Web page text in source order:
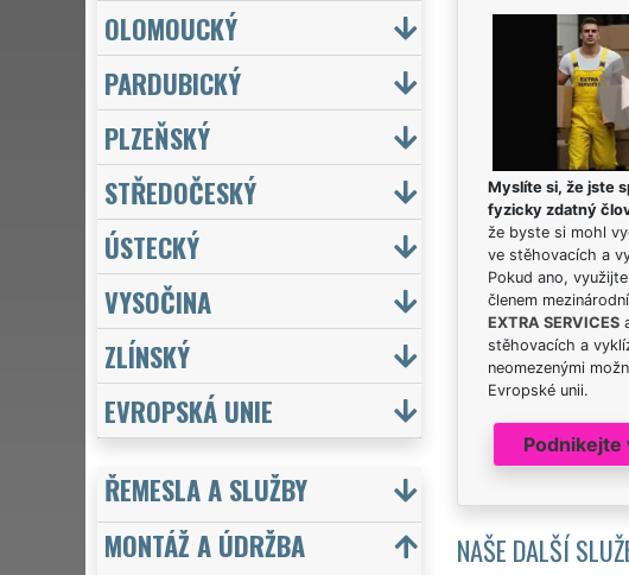
Myslíte si, že jste
fyzicky zdatný
že byste si mohl
ve stěhovacích a
Pokud ano,
členem
EXTRA SERVICES
stěhovacích a
neomezenými
Evropské unii.
Podnikejte
NAŠE DALŠÍ
OLOMOUCKÝ
PARDUBICKÝ
PLZEŇSKÝ
STŘEDOČESKÝ
ÚSTECKÝ
VYSOČINA
ZLÍNSKÝ
EVROPSKÁ UNIE
ŘEMESLA A SLUŽBY
MONTÁŽ A ÚDRŽBA